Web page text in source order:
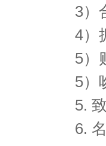
3）
4）
5）
5）
5.
6.